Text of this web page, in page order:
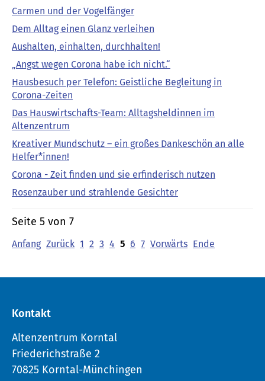
Carmen und der Vogelfänger
Dem Alltag einen Glanz verleihen
Aushalten, einhalten, durchhalten!
„Angst wegen Corona habe ich nicht.“
Hausbesuch per Telefon: Geistliche Begleitung in
Corona-Zeiten
Das Hauswirtschafts-Team: Alltagsheldinnen im
Altenzentrum
Kreativer Mundschutz – ein großes Dankeschön an alle
Helfer*innen!
Corona - Zeit finden und sie erfinderisch nutzen
Rosenzauber und strahlende Gesichter
Seite 5 von 7
Anfang Zurück 1 2 3 4 5 6 7 Vorwärts Ende
Kontakt
Altenzentrum Korntal
Friederichstraße 2
70825 Korntal-Münchingen